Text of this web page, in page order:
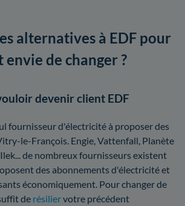
alternatives à EDF pour
de changer ?
devenir client EDF
fournisseur d'électricité à proposer des
le-François. Engie, Vattenfall, Planète
de nombreux fournisseurs existent
des abonnements d'électricité et
économiquement. Pour changer de
de résiliervotre précédent